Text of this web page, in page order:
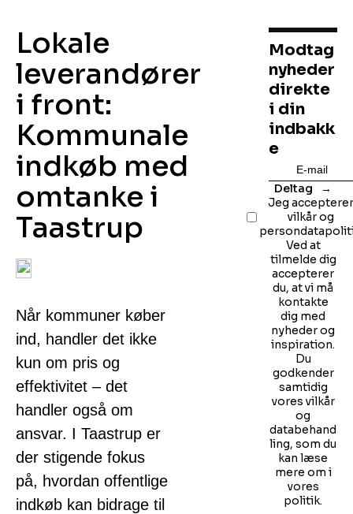
Lokale
leverandører
i front:
Kommunale
indkøb med
omtanke i
Taastrup
Når kommuner køber
ind, handler det ikke
kun om pris og
effektivitet – det
handler også om
ansvar. I Taastrup er
der stigende fokus
på, hvordan offentlige
indkøb kan bidrage til
Modtag
nyheder
direkte
i din
indbakk
e
Deltag
Jeg
vilkår og
Ved at
tilmelde dig
accepterer
du, at vi må
kontakte
dig med
nyheder og
inspiration.
Du
godkender
samtidig
vores vilkår
og
databehand
ling, som du
kan læse
mere om i
vores
politik.